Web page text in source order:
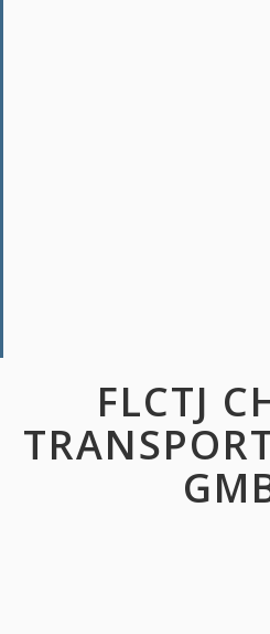
FLCTJ